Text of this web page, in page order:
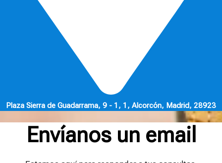
Plaza Sierra de Guadarrama, 9 - 1, 1, Alcorcón, Madrid, 28923
Envíanos un email